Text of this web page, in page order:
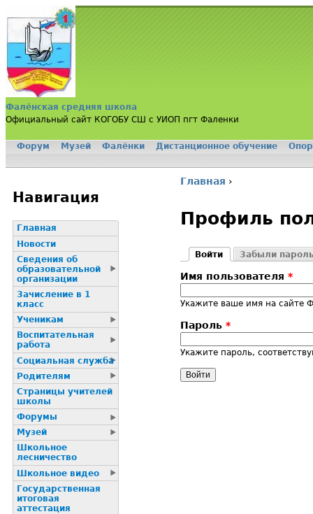
Jump to navigation
Фалёнская средняя школа
Официальный сайт КОГОБУ СШ с УИОП пгт Фаленки
Главная ›
Профиль
Главные
Войти
Забыли
Имя пользователя *
Укажите ваше имя на сайте
Пароль *
Укажите пароль,
Форум Музей Фалёнки Дистанционное обучение
Навигация
Главная
Новости
Сведения об
образовательной
организации
Зачисление в 1
класс
Ученикам
Воспитательная
работа
Социальная служба
Родителям
Страницы учителей
школы
Форумы
Музей
Школьное
лесничество
Школьное видео
Государственная
итоговая
аттестация